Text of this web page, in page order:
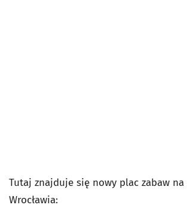
Tutaj znajduje się nowy plac zabaw na
Wrocławia: